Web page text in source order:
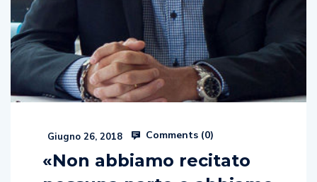
«Non abbiamo recitato
nessuna parte e abbiamo